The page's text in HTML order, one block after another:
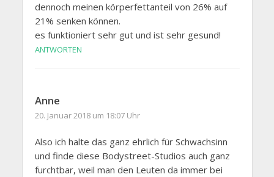
dennoch meinen körperfettanteil von 26% auf
21% senken können.
es funktioniert sehr gut und ist sehr gesund!
ANTWORTEN
Anne
20. Januar 2018 um 18:07 Uhr
Also ich halte das ganz ehrlich für Schwachsinn
und finde diese Bodystreet-Studios auch ganz
furchtbar, weil man den Leuten da immer bei